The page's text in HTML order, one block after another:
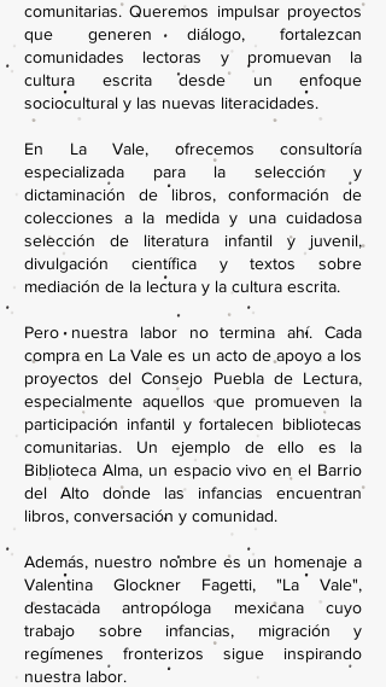
comunitarias. Queremos impulsar proyectos
que generen diálogo, fortalezcan
comunidades lectoras y promuevan la
cultura escrita desde un enfoque
sociocultural y las nuevas literacidades.
En La Vale, ofrecemos consultoría
especializada para la selección y
dictaminación de libros, conformación de
colecciones a la medida y una cuidadosa
selección de literatura infantil y juvenil,
divulgación científica y textos sobre
mediación de la lectura y la cultura escrita.
Pero nuestra labor no termina ahí. Cada
compra en La Vale es un acto de apoyo a los
proyectos del Consejo Puebla de Lectura,
especialmente aquellos que promueven la
participación infantil y fortalecen bibliotecas
comunitarias. Un ejemplo de ello es la
Biblioteca Alma, un espacio vivo en el Barrio
del Alto donde las infancias encuentran
libros, conversación y comunidad.
Además, nuestro nombre es un homenaje a
Valentina Glockner Fagetti, "La Vale",
destacada antropóloga mexicana cuyo
trabajo sobre infancias, migración y
regímenes fronterizos sigue inspirando
nuestra labor.